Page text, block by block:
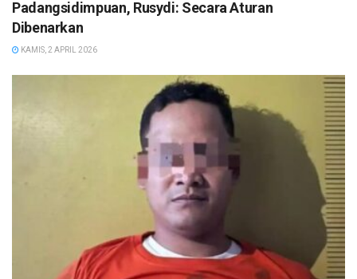
Padangsidimpuan, Rusydi: Secara Aturan
Dibenarkan
KAMIS, 2 APRIL 2026